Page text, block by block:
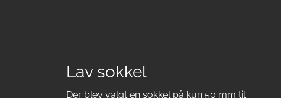
Lav sokkel
Der blev valgt en sokkel på kun 50 mm til